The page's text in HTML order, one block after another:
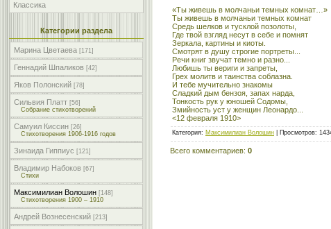
Классика
Категории раздела
Марина Цветаева [171]
Геннадий Шпаликов [42]
Яков Полонский [78]
Сильвия Платт [56]
Собрание стихотворений
Самуил Киссин [26]
Стихотворения 1906-1916 годов
Зинаида Гиппиус [121]
Владимир Набоков [67]
Стихи
Максимилиан Волошин [148]
Стихотворения 1900 – 1910
Андрей Вознесенский [213]
«Ты живешь в молчаньи темных комнат…»
Ты живешь в молчаньи темных комнат
Средь шелков и тусклой позолоты,
Где твой взгляд несут в себе и помнят
Зеркала, картины и киоты.
Смотрят в душу строгие портреты...
Речи книг звучат темно и разно...
Любишь ты вериги и запреты,
Грех молитв и таинства соблазна.
И тебе мучительно знакомы
Сладкий дым бензоя, запах нарда,
Тонкость рук у юношей Содомы,
Змийность уст у женщин Леонардо...
<12 февраля 1910>
Категория: Максимилиан Волошин Просмотров:
Всего комментариев: 0